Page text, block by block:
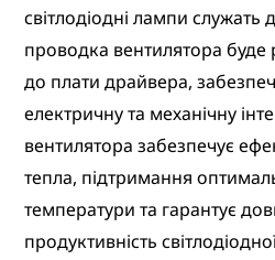
світлодіодні лампи
проводка вентилятора буде
до плати драйвера,
електричну та механічну
вентилятора забезпечує
тепла, підтримання
температури та гарантує
продуктивність